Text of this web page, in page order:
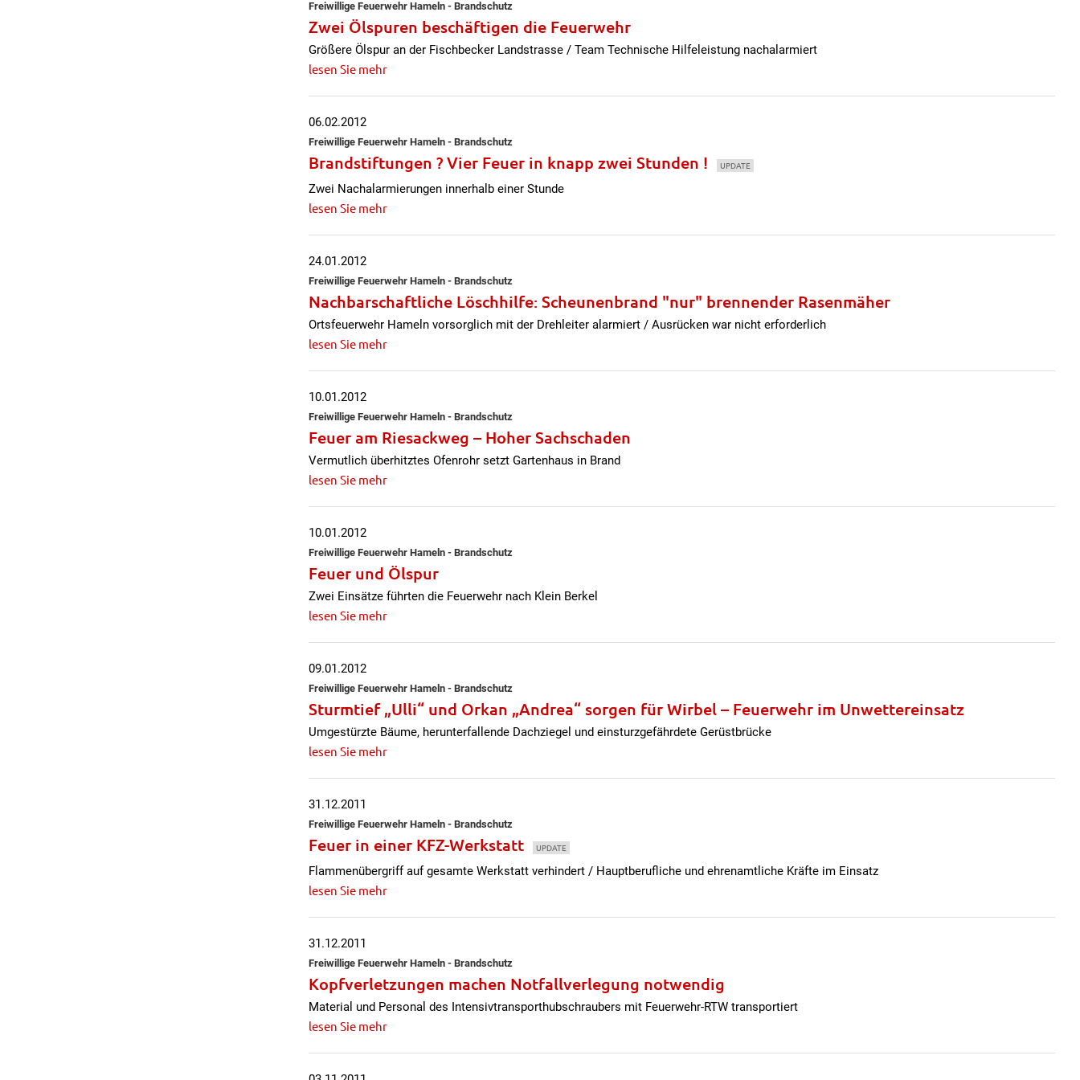
Freiwillige Feuerwehr Hameln - Brandschutz
Zwei Ölspuren beschäftigen die Feuerwehr
Größere Ölspur an der Fischbecker Landstrasse / Team Technische Hilfeleistung nachalarmiert
lesen Sie mehr
06.02.2012
Freiwillige Feuerwehr Hameln - Brandschutz
Brandstiftungen ? Vier Feuer in knapp zwei Stunden ! UPDATE
Zwei Nachalarmierungen innerhalb einer Stunde
lesen Sie mehr
24.01.2012
Freiwillige Feuerwehr Hameln - Brandschutz
Nachbarschaftliche Löschhilfe: Scheunenbrand "nur" brennender Rasenmäher
Ortsfeuerwehr Hameln vorsorglich mit der Drehleiter alarmiert / Ausrücken war nicht erforderlich
lesen Sie mehr
10.01.2012
Freiwillige Feuerwehr Hameln - Brandschutz
Feuer am Riesackweg – Hoher Sachschaden
Vermutlich überhitztes Ofenrohr setzt Gartenhaus in Brand
lesen Sie mehr
10.01.2012
Freiwillige Feuerwehr Hameln - Brandschutz
Feuer und Ölspur
Zwei Einsätze führten die Feuerwehr nach Klein Berkel
lesen Sie mehr
09.01.2012
Freiwillige Feuerwehr Hameln - Brandschutz
Sturmtief „Ulli“ und Orkan „Andrea“ sorgen für Wirbel – Feuerwehr im Unwettereinsatz
Umgestürzte Bäume, herunterfallende Dachziegel und einsturzgefährdete Gerüstbrücke
lesen Sie mehr
31.12.2011
Freiwillige Feuerwehr Hameln - Brandschutz
Feuer in einer KFZ-Werkstatt UPDATE
Flammenübergriff auf gesamte Werkstatt verhindert / Hauptberufliche und ehrenamtliche Kräfte im Einsatz
lesen Sie mehr
31.12.2011
Freiwillige Feuerwehr Hameln - Brandschutz
Kopfverletzungen machen Notfallverlegung notwendig
Material und Personal des Intensivtransporthubschraubers mit Feuerwehr-RTW transportiert
lesen Sie mehr